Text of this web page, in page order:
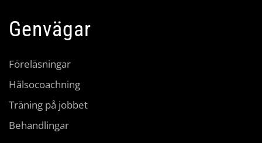
Genvägar
Föreläsningar
Hälsocoachning
Träning på jobbet
Behandlingar